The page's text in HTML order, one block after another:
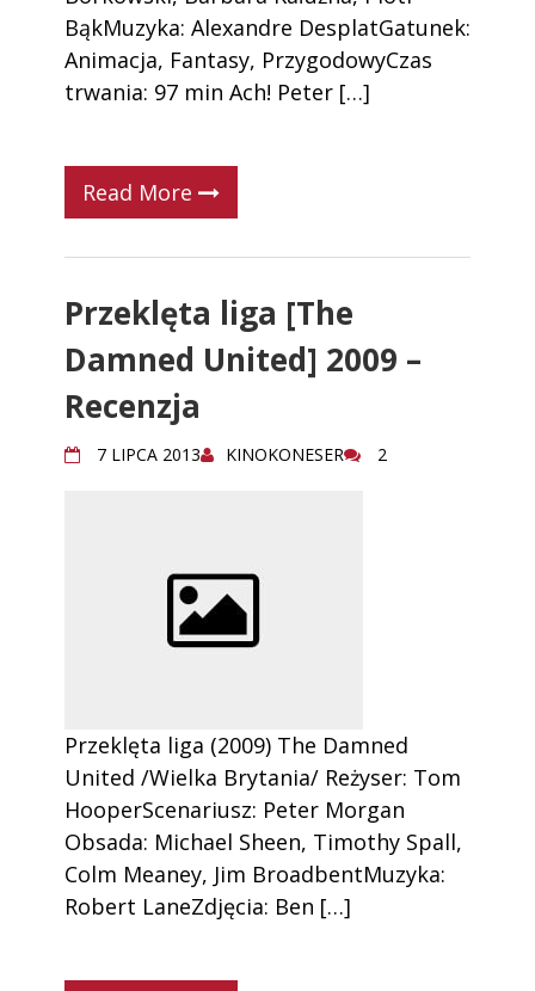
BąkMuzyka: Alexandre DesplatGatunek:
Animacja, Fantasy, PrzygodowyCzas
trwania: 97 min Ach! Peter […]
Read More
Przeklęta liga [The
Damned United] 2009 –
Recenzja
7 LIPCA 2013 KINOKONESER 2
Przeklęta liga (2009) The Damned
United /Wielka Brytania/ Reżyser: Tom
HooperScenariusz: Peter Morgan
Obsada: Michael Sheen, Timothy Spall,
Colm Meaney, Jim BroadbentMuzyka:
Robert LaneZdjęcia: Ben […]